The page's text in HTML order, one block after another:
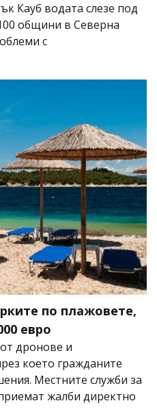
Кауб водата слезе под
общини в Северна
с
по плажовете,
евро
дронове и
което гражданите
Местните служби за
жалби директно